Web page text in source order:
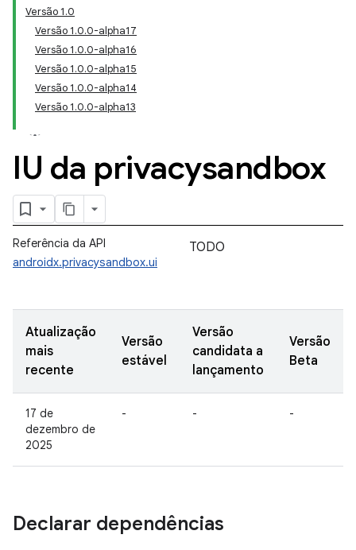
Versão 1.0
Versão 1.0.0-alpha17
Versão 1.0.0-alpha16
Versão 1.0.0-alpha15
Versão 1.0.0-alpha14
Versão 1.0.0-alpha13
IU da privacysandbox
Referência da API
androidx.privacysandbox.ui
TODO
Atualização
mais
recente
Versão
estável
Versão
candidata a
lançamento
Versão
Beta
17 de
dezembro de
2025
- - -
Declarar dependências